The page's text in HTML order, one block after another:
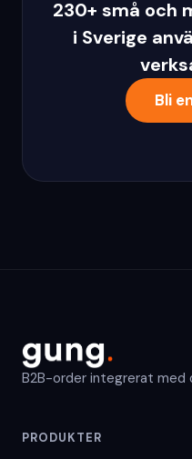
230+ små och
i Sverige
Bli
B2B-order integrerat
PRODUKTER